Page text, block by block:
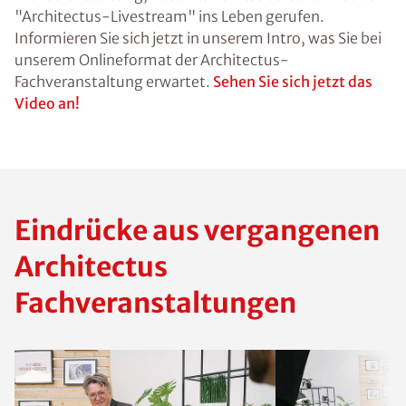
"Architectus-Livestream" ins Leben gerufen.
Informieren Sie sich jetzt in unserem Intro, was Sie bei
unserem Onlineformat der Architectus-
Fachveranstaltung erwartet. Sehen Sie sich jetzt das
Video an!
Eindrücke aus vergangenen
Architectus
Fachveranstaltungen